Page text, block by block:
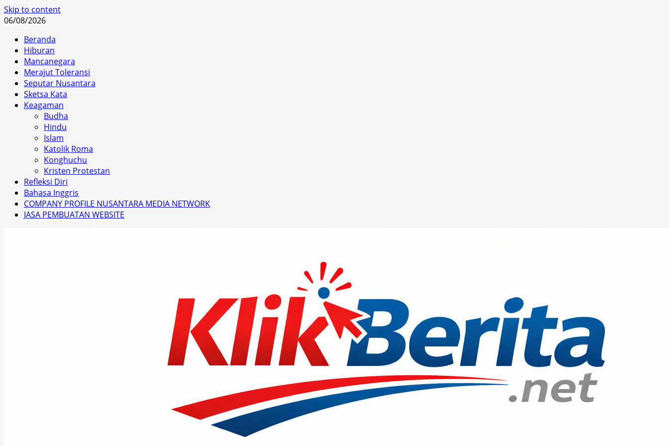
Skip to content
06/08/2026
Beranda
Hiburan
Mancanegara
Merajut Toleransi
Seputar Nusantara
Sketsa Kata
Keagaman
Budha
Hindu
Islam
Katolik Roma
Konghuchu
Kristen Protestan
Refleksi Diri
Bahasa Inggris
COMPANY PROFILE NUSANTARA MEDIA NETWORK
JASA PEMBUATAN WEBSITE